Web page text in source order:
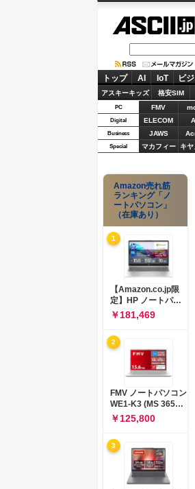
トップ AI IoT ビ
アスキーキッズ 格安SIM
PC FMV
Digital ELECOM
Business JAWS
Special マカフィー キ
Amazon売れ筋
ランキング「ノ
ートパソコン」
（在庫あり）
1
【Amazon.co.jp限
定】HP ノートパソ
コン 15-fd 15.6イン
チ インテル Core 5
120U メモリ16GB
SSD512GB
Windows 11
Microsoft Office
2024搭載 WPS
Office搭載 カメラシ
ャッター 指紋認証 薄
型 Copilotキー搭載
ナチュラルシルバー
￥181,469
2
FMV ノートパソコン
WE1-K3 (MS 365
Personal/Copilotキ
ー搭載/Win 11/15.6
型/Core
i5/16GB/SSD
512GB/ホワイト)
FMVWK3E15W_AZ
￥125,800
3